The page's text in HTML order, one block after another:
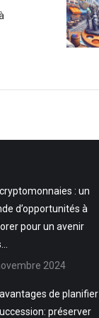
: un
d’opportunités à
pour un avenir
2024
de planifier
préserver